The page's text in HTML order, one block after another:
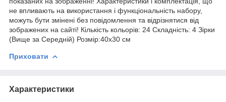
не впливають на використання і функціональність набору,
можуть бути змінені без повідомлення та відрізнятися від
зображених на сайті! Кількість кольорів: 24 Складність: 4 Зірки
(Вище за Середній) Розмір:40х30 см
Приховати
Характеристики